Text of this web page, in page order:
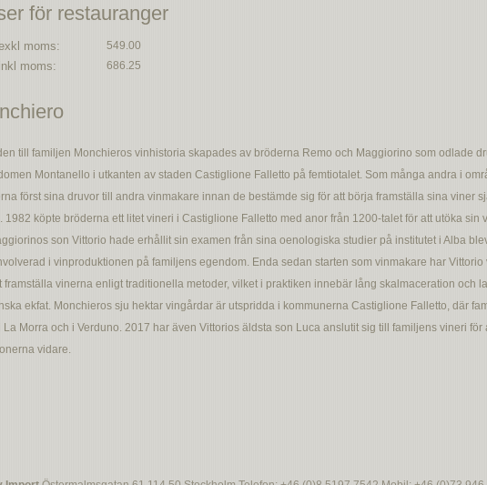
för restauranger
moms: 549.00
moms: 686.25
till familjen Monchieros vinhistoria skapades av bröderna Remo och Maggiorino som odlade
Montanello i utkanten av staden Castiglione Falletto på femtiotalet. Som många andra i
först sina druvor till andra vinmakare innan de bestämde sig för att börja framställa sina viner
1982 köpte bröderna ett litet vineri i Castiglione Falletto med anor från 1200-talet för att utöka sin
son Vittorio hade erhållit sin examen från sina oenologiska studier på institutet i Alba
i vinproduktionen på familjens egendom. Enda sedan starten som vinmakare har Vittorio
framställa vinerna enligt traditionella metoder, vilket i praktiken innebär lång skalmaceration och
ekfat. Monchieros sju hektar vingårdar är utspridda i kommunerna Castiglione Falletto, där
La Morra och i Verduno. 2017 har även Vittorios äldsta son Luca anslutit sig till familjens vineri för
vidare.